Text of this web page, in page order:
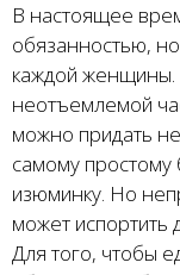
В настоящее
обязанностью,
каждой женщины.
неотъемлемой
можно придать
самому
изюминку. Но
может
Для того, чтобы